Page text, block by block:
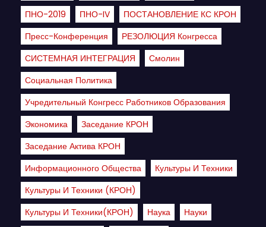
ПНО-2019
ПНО-IV
ПОСТАНОВЛЕНИЕ КС КРОН
Пресс-Конференция
РЕЗОЛЮЦИЯ Конгресса
СИСТЕМНАЯ ИНТЕГРАЦИЯ
Смолин
Социальная Политика
Учредительный Конгресс Работников Образования
Экономика
Заседание КРОН
Заседание Актива КРОН
Информационного Общества
Культуры И Техники
Культуры И Техники (КРОН)
Культуры И Техники(КРОН)
Наука
Науки